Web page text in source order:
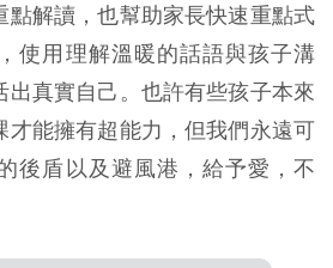
點解讀，也幫助家長快速重點式
使用理解溫暖的話語與孩子溝
出真實自己。也許有些孩子本來
才能擁有超能力，但我們永遠可
後盾以及避風港，給予愛，不